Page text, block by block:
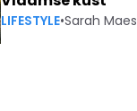
LIFESTYLE•Sarah Maes